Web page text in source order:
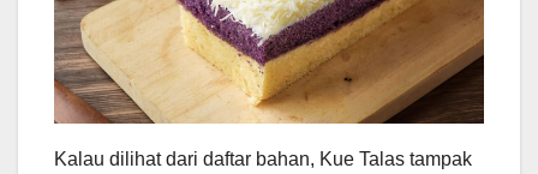
Kalau dilihat dari daftar bahan, Kue Talas tampak